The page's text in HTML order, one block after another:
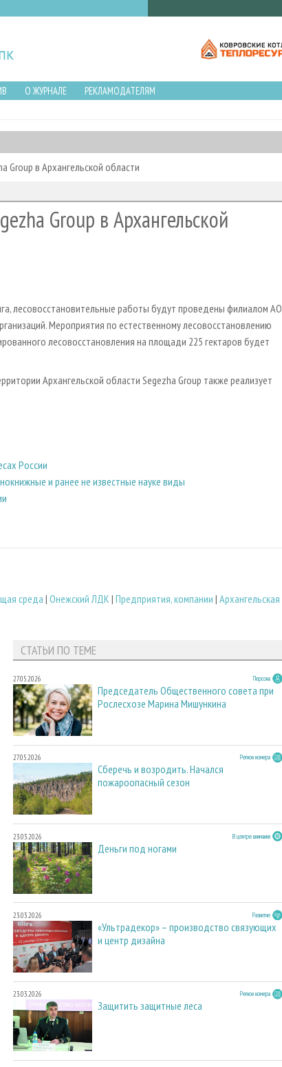
О ЖУРНАЛЕ
РЕКЛАМОДАТЕЛЯМ
Group в Архангельской области
Group в Архангельской
лесовосстановительные работы будут проведены филиалом АО
Мероприятия по естественному лесовосстановлению
лесовосстановления на площади 225 гектаров будет
Архангельской области Segezha Group также реализует
России
и ранее не известные науке виды
среда | Онежский ЛДК | Предприятия, компании | Архангельская
СТАТЬИ ПО ТЕМЕ
27.05.2026 Персона
Председатель Общественного совета при
Рослесхозе Марина Мишункина
27.05.2026 Регион номера
Сберечь и возродить. Начался
пожароопасный сезон
23.03.2026 В центре внимания
Деньги под ногами
23.03.2026 Развитие
«Ультрадекор» – производство связующих
и центр дизайна
23.03.2026 Регион номера
Защитить защитные леса